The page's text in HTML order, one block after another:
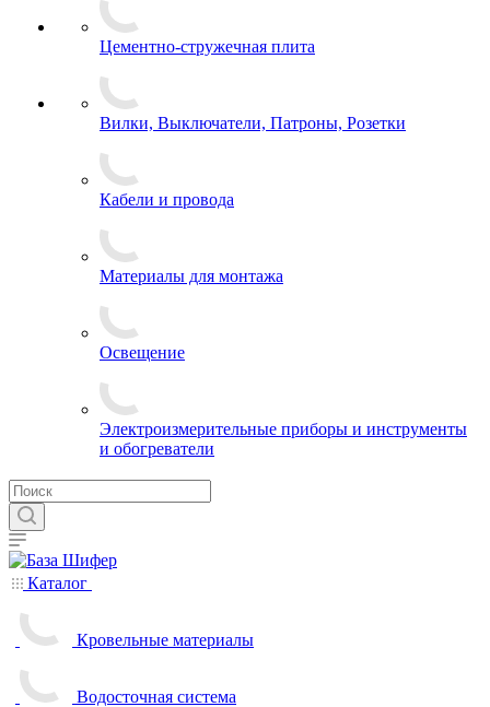
Цементно-стружечная плита
Вилки, Выключатели, Патроны, Розетки
Кабели и провода
Материалы для монтажа
Освещение
Электроизмерительные приборы и инструменты
и обогреватели
Каталог
Кровельные материалы
Водосточная система